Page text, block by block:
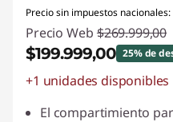
Precio sin impuestos
Precio Web $269.999,00
$199.999,00 25% de
Descuento prod (inc
+1 unidades disponibles
El compartimiento